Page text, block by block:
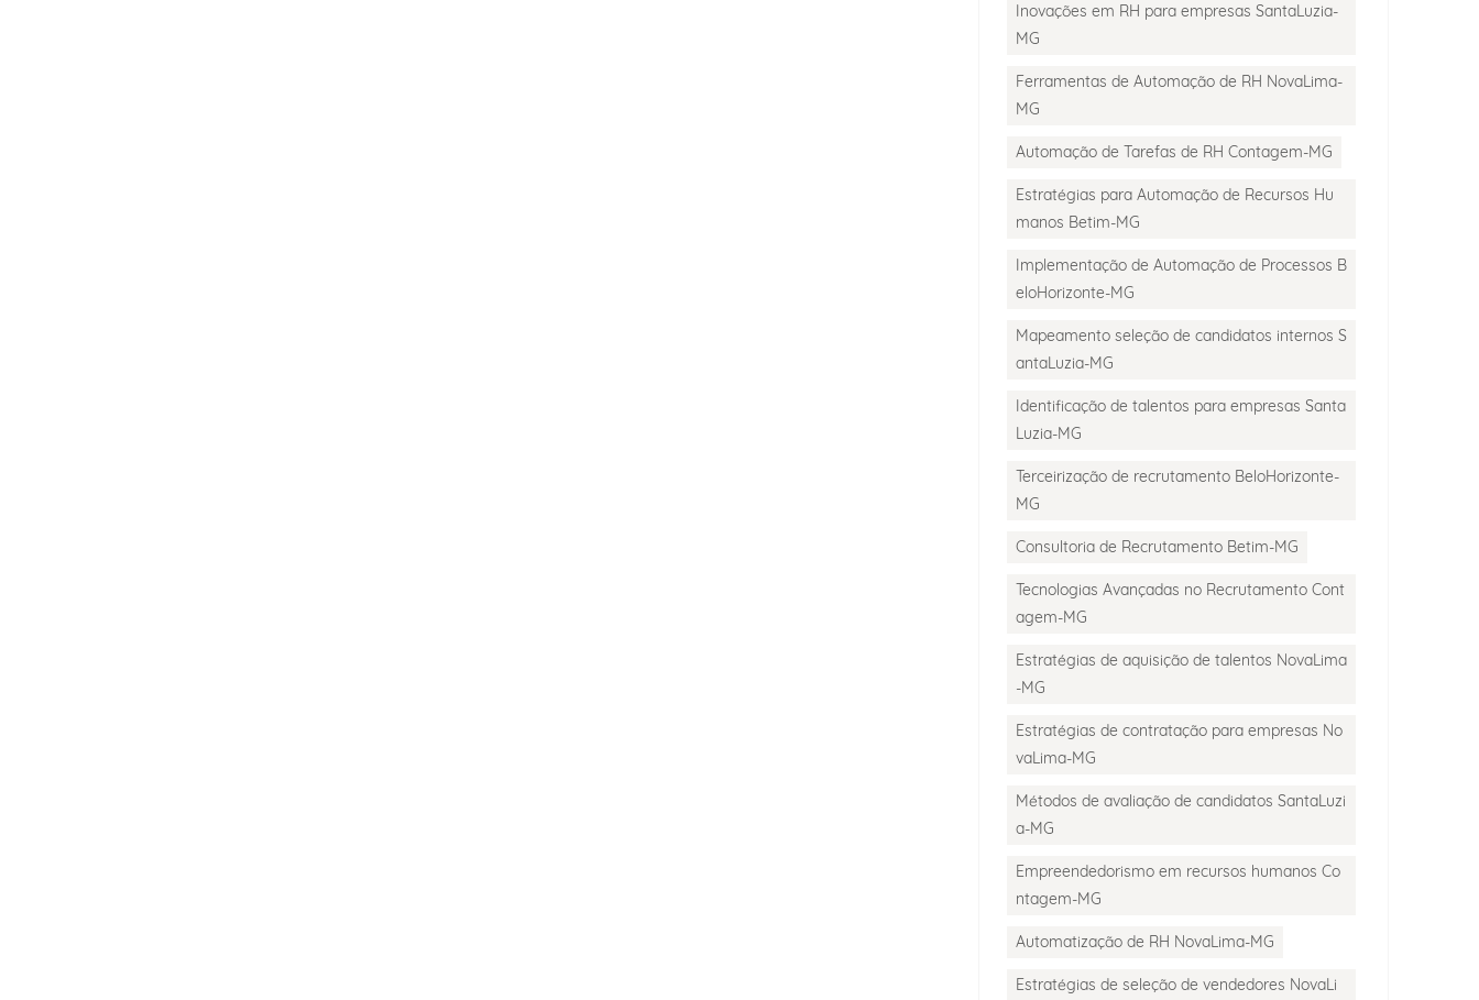
Inovações em RH para empresas SantaLuzia-
MG
Ferramentas de Automação de RH NovaLima-
MG
Automação de Tarefas de RH Contagem-MG
Estratégias para Automação de Recursos Hu
manos Betim-MG
Implementação de Automação de Processos B
eloHorizonte-MG
Mapeamento seleção de candidatos internos S
antaLuzia-MG
Identificação de talentos para empresas Santa
Luzia-MG
Terceirização de recrutamento BeloHorizonte-
MG
Consultoria de Recrutamento Betim-MG
Tecnologias Avançadas no Recrutamento Cont
agem-MG
Estratégias de aquisição de talentos NovaLima
-MG
Estratégias de contratação para empresas No
vaLima-MG
Métodos de avaliação de candidatos SantaLuzi
a-MG
Empreendedorismo em recursos humanos Co
ntagem-MG
Automatização de RH NovaLima-MG
Estratégias de seleção de vendedores NovaLi